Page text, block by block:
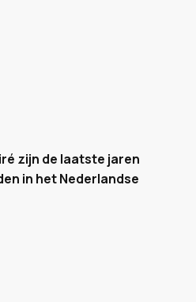
zijn de laatste jaren
in het Nederlandse